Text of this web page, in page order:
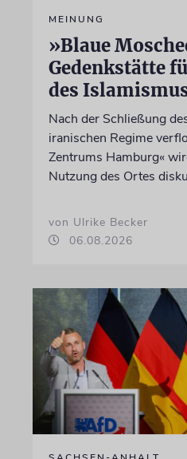
MEINUNG
»Blaue
Gedenkstätte
des
Nach der Schließung
iranischen Regime
Zentrums Hamburg«
Nutzung des Ortes
von Ulrike Becker
06.08.2026